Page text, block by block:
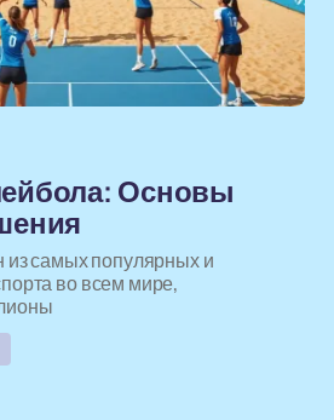
Основы
из самых популярных и
во всем мире,